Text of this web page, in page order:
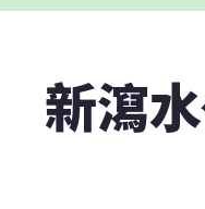
新瀉